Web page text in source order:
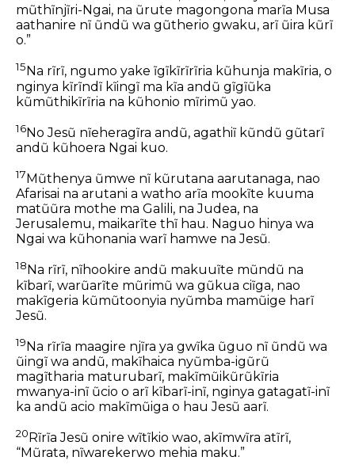
mũthĩnjĩri-Ngai, na ũrute magongona marĩa Musa
aathanire nĩ ũndũ wa gũtherio gwaku, arĩ ũira kũrĩ
o.”
15 Na rĩrĩ, ngumo yake ĩgĩkĩrĩrĩria kũhunja makĩria, o
nginya kĩrĩndĩ kĩingĩ ma kĩa andũ gĩgĩũka
kũmũthikĩrĩria na kũhonio mĩrimũ yao.
16No Jesũ nĩeheragĩra andũ, agathiĩ kũndũ gũtarĩ
andũ kũhoera Ngai kuo.
17 Mũthenya ũmwe nĩ kũrutana aarutanaga, nao
Afarisai na arutani a watho arĩa mookĩte kuuma
matũũra mothe ma Galili, na Judea, na
Jerusalemu, maikarĩte thĩ hau. Naguo hinya wa
Ngai wa kũhonania warĩ hamwe na Jesũ.
18 Na rĩrĩ, nĩhookire andũ makuuĩte mũndũ na
kĩbarĩ, warũarĩte mũrimũ wa gũkua ciĩga, nao
makĩgeria kũmũtoonyia nyũmba mamũige harĩ
Jesũ.
19Na rĩrĩa maagire njĩra ya gwĩka ũguo nĩ ũndũ wa
ũingĩ wa andũ, makĩhaica nyũmba-igũrũ
magĩtharia maturubarĩ, makĩmũikũrũkĩria
mwanya-inĩ ũcio o arĩ kĩbarĩ-inĩ, nginya gatagatĩ-inĩ
ka andũ acio makĩmũiga o hau Jesũ aarĩ.
20 Rĩrĩa Jesũ onire wĩtĩkio wao, akĩmwĩra atĩrĩ,
“Mũrata, nĩwarekerwo mehia maku.”